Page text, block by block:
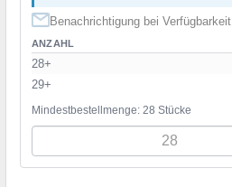
Benachrichtigung bei Verfügbarkeit
ANZAHL
28+
29+
Mindestbestellmenge: 28 Stücke